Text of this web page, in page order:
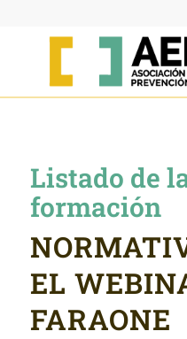
Listado de
formación
EL
FARAONE